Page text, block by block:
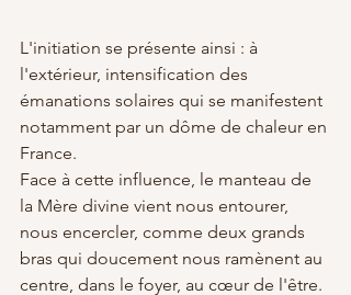
L'initiation se présente ainsi : à
l'extérieur, intensification des
émanations solaires qui se manifestent
notamment par un dôme de chaleur en
France.
Face à cette influence, le manteau de
la Mère divine vient nous entourer,
nous encercler, comme deux grands
bras qui doucement nous ramènent au
centre, dans le foyer, au cœur de l'être.